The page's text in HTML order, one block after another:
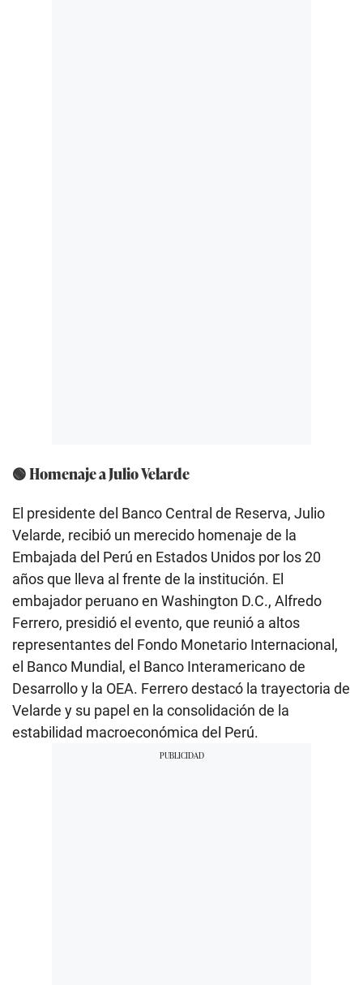
🟢 Homenaje a Julio Velarde
El presidente del Banco Central de Reserva, Julio
Velarde, recibió un merecido homenaje de la
Embajada del Perú en Estados Unidos por los 20
años que lleva al frente de la institución. El
embajador peruano en Washington D.C., Alfredo
Ferrero, presidió el evento, que reunió a altos
representantes del Fondo Monetario Internacional,
el Banco Mundial, el Banco Interamericano de
Desarrollo y la OEA. Ferrero destacó la trayectoria de
Velarde y su papel en la consolidación de la
estabilidad macroeconómica del Perú.